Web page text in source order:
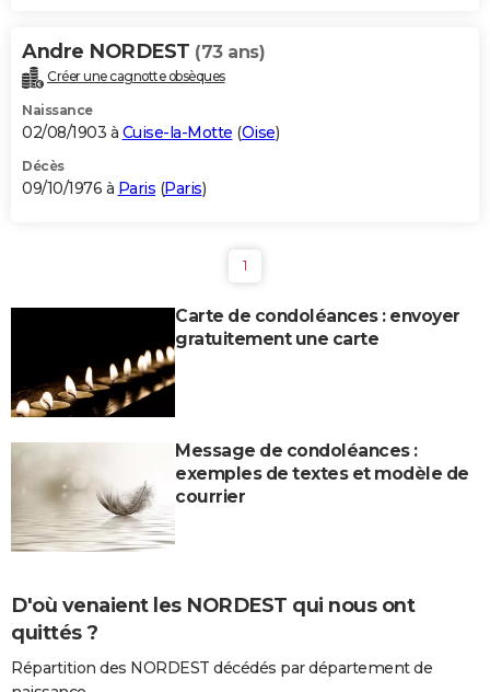
Andre NORDEST (73 ans)
Créer une cagnotte obsèques
Naissance
02/08/1903 à Cuise-la-Motte (Oise)
Décès
09/10/1976 à Paris (Paris)
1
Carte de condoléances : envoyer
gratuitement une carte
Message de condoléances :
exemples de textes et modèle de
courrier
D'où venaient les NORDEST qui nous ont
quittés ?
Répartition des NORDEST décédés par département de